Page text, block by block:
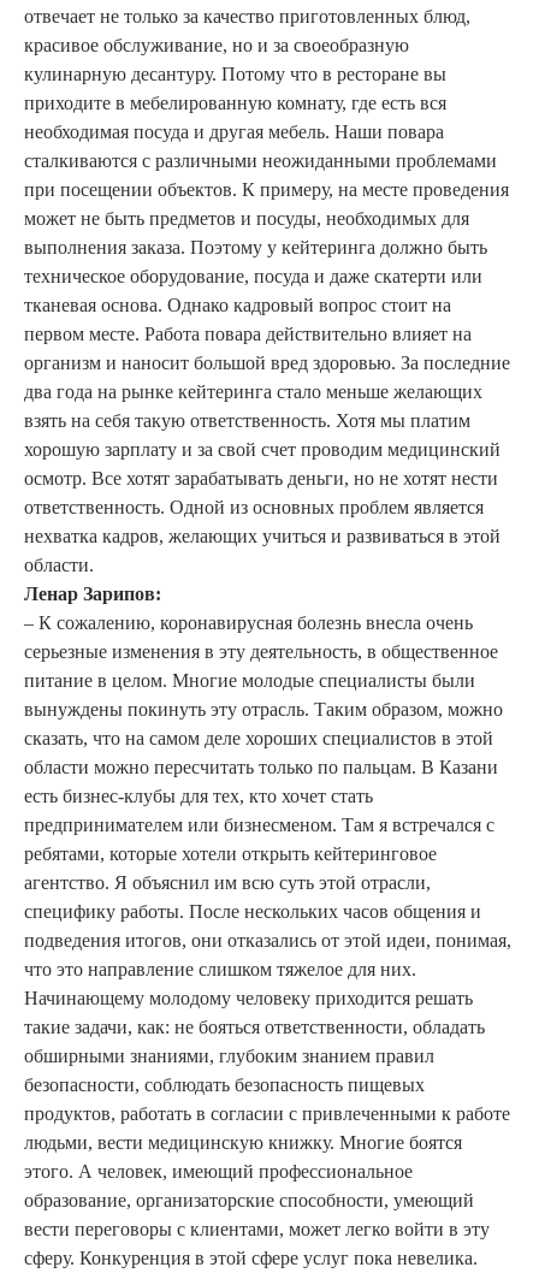
отвечает не только за качество приготовленных блюд,
красивое обслуживание, но и за своеобразную
кулинарную десантуру. Потому что в ресторане вы
приходите в мебелированную комнату, где есть вся
необходимая посуда и другая мебель. Наши повара
сталкиваются с различными неожиданными проблемами
при посещении объектов. К примеру, на месте проведения
может не быть предметов и посуды, необходимых для
выполнения заказа. Поэтому у кейтеринга должно быть
техническое оборудование, посуда и даже скатерти или
тканевая основа. Однако кадровый вопрос стоит на
первом месте. Работа повара действительно влияет на
организм и наносит большой вред здоровью. За последние
два года на рынке кейтеринга стало меньше желающих
взять на себя такую ответственность. Хотя мы платим
хорошую зарплату и за свой счет проводим медицинский
осмотр. Все хотят зарабатывать деньги, но не хотят нести
ответственность. Одной из основных проблем является
нехватка кадров, желающих учиться и развиваться в этой
области.
Ленар Зарипов:
– К сожалению, коронавирусная болезнь внесла очень
серьезные изменения в эту деятельность, в общественное
питание в целом. Многие молодые специалисты были
вынуждены покинуть эту отрасль. Таким образом, можно
сказать, что на самом деле хороших специалистов в этой
области можно пересчитать только по пальцам. В Казани
есть бизнес-клубы для тех, кто хочет стать
предпринимателем или бизнесменом. Там я встречался с
ребятами, которые хотели открыть кейтеринговое
агентство. Я объяснил им всю суть этой отрасли,
специфику работы. После нескольких часов общения и
подведения итогов, они отказались от этой идеи, понимая,
что это направление слишком тяжелое для них.
Начинающему молодому человеку приходится решать
такие задачи, как: не бояться ответственности, обладать
обширными знаниями, глубоким знанием правил
безопасности, соблюдать безопасность пищевых
продуктов, работать в согласии с привлеченными к работе
людьми, вести медицинскую книжку. Многие боятся
этого. А человек, имеющий профессиональное
образование, организаторские способности, умеющий
вести переговоры с клиентами, может легко войти в эту
сферу. Конкуренция в этой сфере услуг пока невелика.